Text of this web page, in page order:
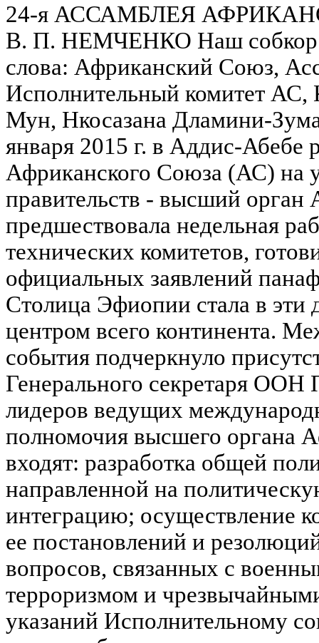
24-я АССАМБЛЕЯ
В. П. НЕМЧЕНКО Наш собкор
слова: Африканский Союз,
Исполнительный комитет
Мун, Нкосазана Дламини-
января 2015 г. в Аддис-Абебе
Африканского Союза (АС) на
правительств - высший орган
предшествовала недельная
технических комитетов,
официальных заявлений
Столица Эфиопии стала в эти
центром всего континента.
события подчеркнуло
Генерального секретаря
лидеров ведущих
полномочия высшего органа
входят: разработка общей
направленной на
интеграцию; осуществление
ее постановлений и
вопросов, связанных с
терроризмом и
указаний Исполнительному